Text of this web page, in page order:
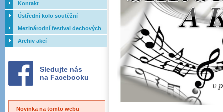
Kontakt
Ústřední kolo soutěžní
přehlídky dechových orchestrů
ZUŠ - 2017
Mezinárodní festival dechových
orchestrů - Letovice
Archiv akcí
Sledujte nás
na Facebooku
Novinka na tomto webu